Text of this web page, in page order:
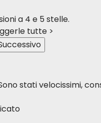
– 10,3%,
– 6,6%,
a 4 e 5 stelle.
tutte >
stati velocissimi,